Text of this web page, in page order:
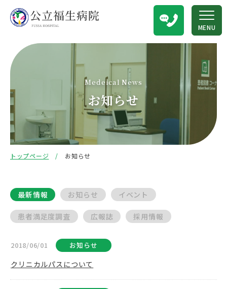
MENU
Medeical News
お知らせ
トップページ お知らせ
最新情報 お知らせ イベント
患者満足度調査 広報誌 採用情報
2018/06/01 お知らせ
クリニカルパスについて